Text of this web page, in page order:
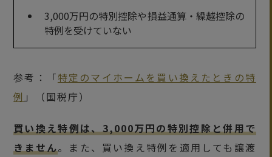
3,000万円の特別控除や損益通算・繰越控除の
特例を受けていない
参考：「特定のマイホームを買い換えたときの特
例 」（国税庁）
買い換え特例は、3,000万円の特別控除と併用で
きません。また、買い換え特例を適用しても譲渡